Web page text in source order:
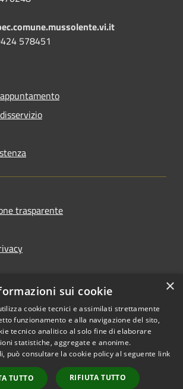
578451
trasparente
accessibilità
Copyright © 2026 • Comune di
Mussolente • Powered by
Municipium•
Accesso
×
sui cookie
cookie tecnici e assimilati strettamente
funzionamento e alla navigazione del sito,
tecnico analitico al solo fine di elaborare
statistiche, aggregate e anonime.
può consultare la cookie policy al seguente link
TUTTO RIFIUTA TUTTO